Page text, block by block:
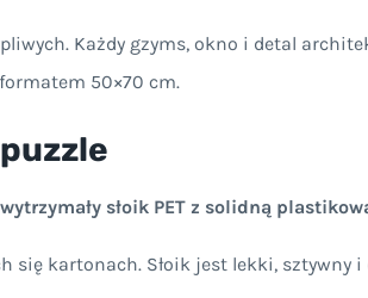
Każdy gzyms, okno i detal
50×70 cm.
wytrzymały słoik PET z solidną
się kartonach. Słoik jest lekki,